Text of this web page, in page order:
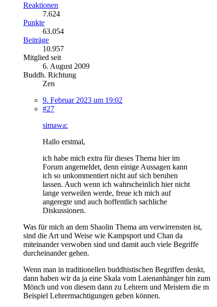
Reaktionen
7.624
Punkte
63.054
Beiträge
10.957
Mitglied seit
6. August 2009
Buddh. Richtung
Zen
9. Februar 2023 um 19:02
#27
simawa:
Hallo erstmal,
ich habe mich extra für dieses Thema hier im
Forum angemeldet, denn einige Aussagen kann
ich so unkommentiert nicht auf sich beruhen
lassen. Auch wenn ich wahrscheinlich hier nicht
lange verweilen werde, freue ich mich auf
angeregte und auch hoffentlich sachliche
Diskussionen.
Was für mich an dem Shaolin Thema am verwirrensten ist,
sind die Art und Weise wie Kampsport und Chan da
miteinander verwoben sind und damit auch viele Begriffe
durcheinander gehen.
Wenn man in traditionellen buddhistischen Begriffen denkt,
dann haben wir da ja eine Skala vom Laienanhänger hin zum
Mönch und von diesem dann zu Lehrern und Meistern die m
Beispiel Lehrermachtigungen geben können.